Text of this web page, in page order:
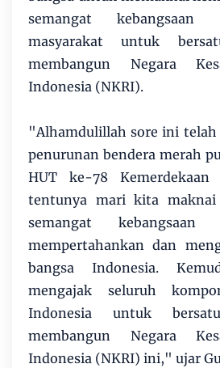
semangat kebangsaan
masyarakat untuk
membangun Negara
Indonesia (NKRI).
"Alhamdulillah sore ini telah
penurunan bendera merah
HUT ke-78
tentunya mari kita
semangat
mempertahankan dan
bangsa Indonesia.
mengajak seluruh
Indonesia untuk
membangun Negara
Indonesia (NKRI) ini," ujar